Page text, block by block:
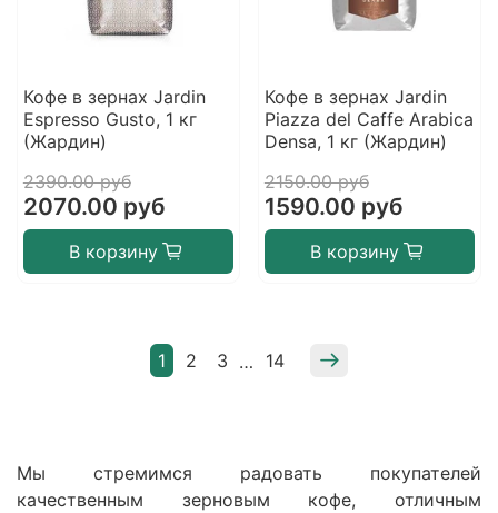
Кофе в зернах Jardin
Espresso Gusto, 1 кг
(Жардин)
2390.00 руб
2070.00 руб
В корзину
Кофе в зернах Jardin
Piazza del Caffe Arabica
Densa, 1 кг (Жардин)
2150.00 руб
1590.00 руб
В корзину
1 2 3 … 14
Мы стремимся радовать покупателей
качественным зерновым кофе, отличным